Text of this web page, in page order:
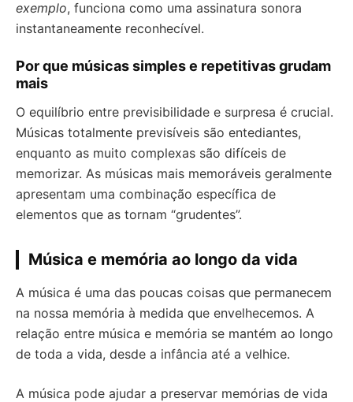
exemplo, funciona como uma assinatura sonora
instantaneamente reconhecível.
Por que músicas simples e repetitivas grudam
mais
O equilíbrio entre previsibilidade e surpresa é crucial.
Músicas totalmente previsíveis são entediantes,
enquanto as muito complexas são difíceis de
memorizar. As músicas mais memoráveis geralmente
apresentam uma combinação específica de
elementos que as tornam “grudentes”.
Música e memória ao longo da vida
A música é uma das poucas coisas que permanecem
na nossa memória à medida que envelhecemos. A
relação entre música e memória se mantém ao longo
de toda a vida, desde a infância até a velhice.
A música pode ajudar a preservar memórias de vida